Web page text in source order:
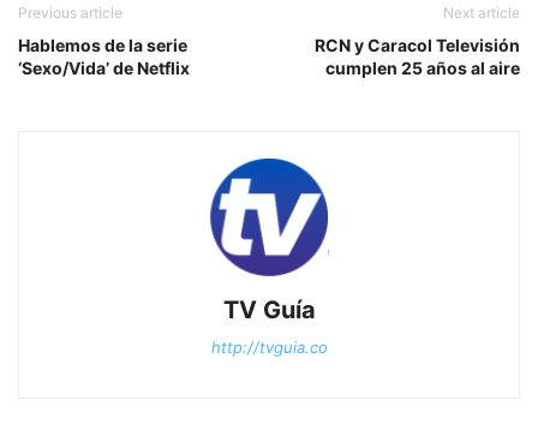
Previous article
Hablemos de la serie
‘Sexo/Vida’ de Netflix
Next article
RCN y Caracol Televisión
cumplen 25 años al aire
TV Guía
http://tvguia.co